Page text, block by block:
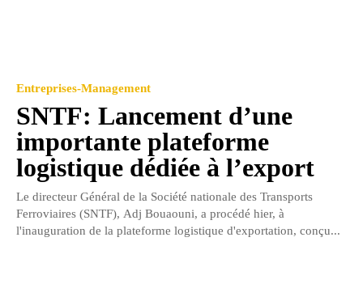
Entreprises-Management
SNTF: Lancement d’une
importante plateforme
logistique dédiée à l’export
Le directeur Général de la Société nationale des Transports
Ferroviaires (SNTF), Adj Bouaouni, a procédé hier, à
l'inauguration de la plateforme logistique d'exportation, conçu...